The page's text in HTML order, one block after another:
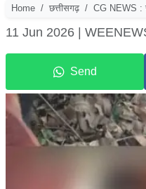
Home छत्तीसगढ़ CG NEWS :
11 Jun 2026 |
Send